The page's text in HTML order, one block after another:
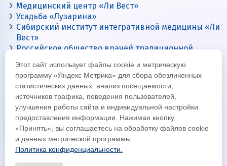
Медицинский центр «Ли Вест»
Усадьба «Лузарина»
Сибирский институт интегративной медицины «Ли
Вест»
Российское общество врачей традиционной
Цигун с Ли Вест
© Все права защищены 2026
Этот сайт использует файлы cookie и метрическую
программу «Яндекс Метрика» для сбора обезличенных
статистических данных: анализ посещаемости,
источников трафика, поведения пользователей,
улучшения работы сайта и индивидуальной настройки
предоставления информации. Нажимая кнопку
«Принять», вы соглашаетесь на обработку файлов cookie
и данных метрической программы.
Политика конфиденциальности.